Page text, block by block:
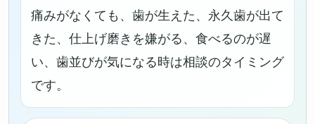
痛みがなくても、歯が生えた、永久歯が出て
きた、仕上げ磨きを嫌がる、食べるのが遅
い、歯並びが気になる時は相談のタイミング
です。